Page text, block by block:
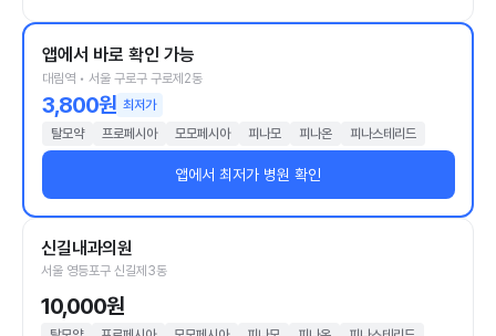
앱에서 바로 확인 가능
대림역 • 서울 구로구 구로제2동
3,800원 최저가
탈모약
프로페시아 모모페시아 피나모 피나온 피나스테리드
앱에서 최저가 병원 확인
신길내과의원
서울 영등포구 신길제3동
10,000원